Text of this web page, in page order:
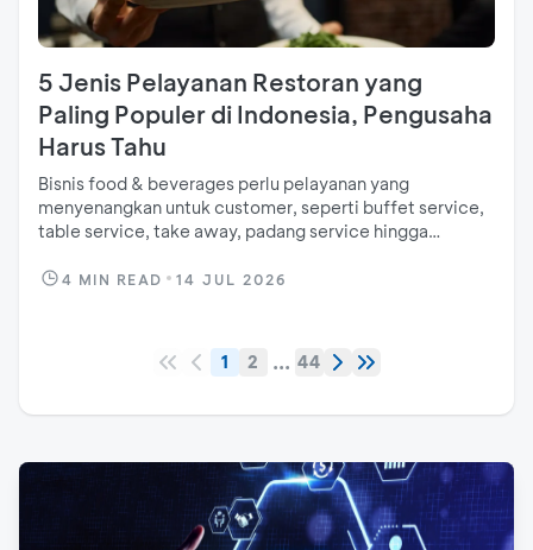
5 Jenis Pelayanan Restoran yang
Paling Populer di Indonesia, Pengusaha
Harus Tahu
Bisnis food & beverages perlu pelayanan yang
menyenangkan untuk customer, seperti buffet service,
table service, take away, padang service hingga
4 MIN READ 14 JUL 2026
1 2 ... 44